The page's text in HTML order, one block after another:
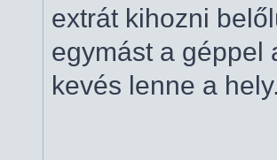
extrát kihozni
egymást a géppel
kevés lenne a